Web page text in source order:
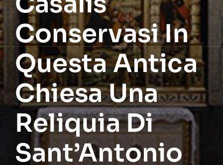
Conservasi In
Questa Antica
Chiesa Una
Reliquia Di
Sant’Antonio